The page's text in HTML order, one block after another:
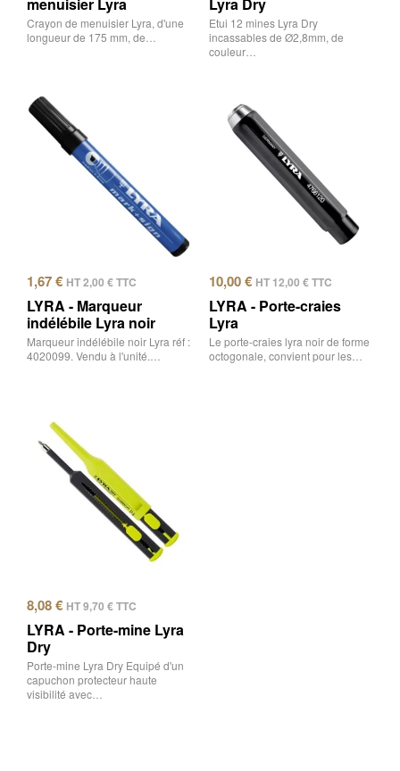
Crayon de menuisier Lyra, d'une
longueur de 175 mm, de…
Etui 12 mines Lyra Dry
incassables de Ø2,8mm, de
couleur…
1,67€ HT2,00 €TTC
LYRA - Marqueur
indélébile Lyra noir
Marqueur indélébile noir Lyra réf :
4020099. Vendu à l'unité.…
10,00€ HT 12,00 €TTC
LYRA - Porte-craies
Lyra
Le porte-craies lyra noir de forme
octogonale, convient pour les…
8,08€ HT9,70 €TTC
LYRA - Porte-mine Lyra
Dry
Porte-mine Lyra Dry Equipé d'un
capuchon protecteur haute
visibilité avec…